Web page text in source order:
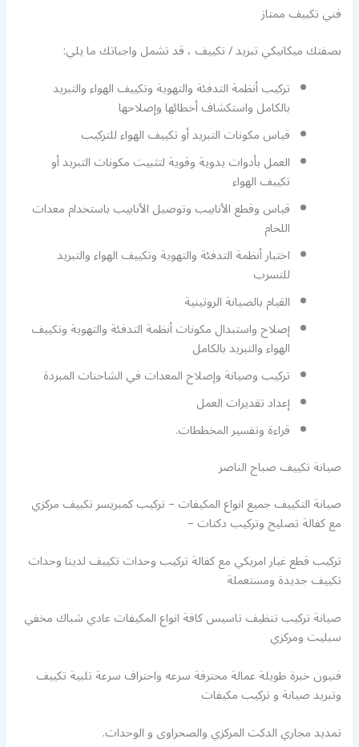
فني تكييف ممتاز
بصفتك ميكانيكي تبريد / تكييف ، قد تشمل واجباتك ما يلي:
تركيب أنظمة التدفئة والتهوية وتكييف الهواء والتبريد
بالكامل واستكشاف أخطائها وإصلاحها
قياس مكونات التبريد أو تكييف الهواء للتركيب
العمل بأدوات يدوية وقوية لتثبيت مكونات التبريد أو
تكييف الهواء
قياس وقطع الأنابيب وتوصيل الأنابيب باستخدام معدات
اللحام
اختبار أنظمة التدفئة والتهوية وتكييف الهواء والتبريد
للتسرب
القيام بالصيانة الروتينية
إصلاح واستبدال مكونات أنظمة التدفئة والتهوية وتكييف
الهواء والتبريد بالكامل
تركيب وصيانة وإصلاح المعدات في الشاحنات المبردة
إعداد تقديرات العمل
قراءة وتفسير المخططات.
صيانة تكييف صباح الناصر
صيانة التكييف جميع انواع المكيفات – تركيب كمبريسر تكييف مركزي
مع كفالة تصليح وتركيب دكتات –
تركيب قطع غيار امريكي مع كفالة تركيب وحدات تكييف لدينا وحدات
تكييف جديدة ومستعملة
صيانة تركيب تنظيف تاسيس كافة انواع المكيفات عادي شباك مخفي
سبليت ومركزي
فنيون خبرة طويلة عمالة محترفة سرعه واحتراف سرعة تلبية تكييف
وتبريد صيانة و تركيب مكيفات
تمديد مجاري الدكت المركزي والصحراوى و الوحدات.